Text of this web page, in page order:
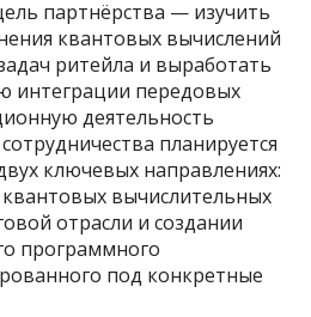
партнёрства — изучить
квантовых вычислений
ритейла и выработать
интеграции передовых
деятельность
планируется
ключевых направлениях:
вычислительных
отрасли и создании
программного
под конкретные